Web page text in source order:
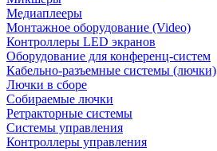
Медиаплееры
Монтажное оборудование (Video)
Контроллеры LED экранов
Оборудование для конференц-систем
Кабельно-разъемные системы (лючки)
Лючки в сборе
Собираемые лючки
Ретракторные системы
Системы управления
Контроллеры управления